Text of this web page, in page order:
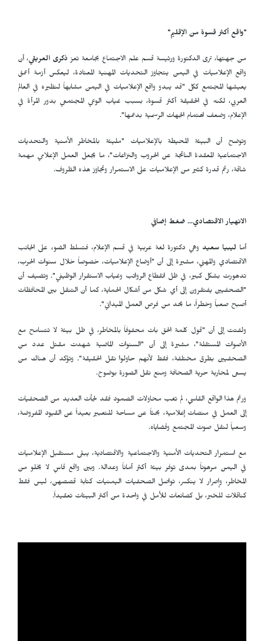
"واقع أكثر قسوة من الإقليم"
من جهتها، ترى الدكتورة ورئيسة قسم علم الاجتماع بجامعة تعز ذكرى العريقي، أن
واقع الإعلاميات في اليمن يتجاوز التحديات المهنية المعتادة، ليعكس أزمة أعمق
يعيشها المجتمع ككل "قد يبدو واقع الإعلاميات في اليمن مشابهاً لنظيره في العالم
العربي، لكنه في الحقيقة أكثر قسوة، بسبب غياب الوعي المجتمعي بدور المرأة في
الإعلام، وضعف اهتمام الجهات الرسمية بدعمها".
وتوضح أن البيئة المحيطة بالإعلاميات "مليئة بالمخاطر الأمنية والتحديات
الاجتماعية المعقدة الناتجة عن الحروب والنزاعات"، ما يجعل العمل الإعلامي مهمة
شاقة، رغم قدرة كثير من الإعلاميات على الاستمرار وتجاوز هذه الظروف.
الانهيار الاقتصادي... ضغط إضافي
أما ليبيا سعيد وهي دكتورة لغة عربية في قسم الإعلام، فتسلط الضوء على الجانب
الاقتصادي والمهني، مشيرة إلى أن "أوضاع الإعلاميات، خصوصاً خلال سنوات الحرب،
تدهورت بشكل كبير، في ظل انقطاع الرواتب وغياب الاستقرار الوظيفي". وتضيف أن
"الصحفيين يفتقرون إلى أي شكل من أشكال الحماية، كما أن التنقل بين المحافظات
أصبح صعباً وخطراً، ما يحد من فرص العمل الميداني".
ولفتت إلى أن "قول كلمة الحق بات محفوفاً بالمخاطر، في ظل بيئة لا تتسامح مع
الأصوات المستقلة"، مشيرة إلى أن "السنوات الماضية شهدت مقتل عدد من
الصحفيين بطرق مختلفة، فقط لأنهم حاولوا نقل الحقيقة". وتؤكد أن هناك من
يسعى لمحاربة حرية الصحافة ومنع نقل الصورة بوضوح.
ورغم هذا الواقع القاسي، لم تغب محاولات الصمود فقد لجأت العديد من الصحفيات
إلى العمل في منصات إعلامية، بحثاً عن مساحة للتعبير بعيداً عن القيود المفروضة،
وسعياً لنقل صوت المجتمع وقضاياه.
مع استمرار التحديات الأمنية والاجتماعية والاقتصادية، يبقى مستقبل الإعلاميات
في اليمن مرهوناً بمدى توفر بيئة أكثر أماناً وعدالة. وبين واقع قاسٍ لا يخلو من
المخاطر، وإصرار لا ينكسر، تواصل الصحفيات اليمنيات كتابة قصصهن، ليس فقط
كناقلات للخبر، بل كصانعات للأمل في واحدة من أكثر البيئات تعقيداً.